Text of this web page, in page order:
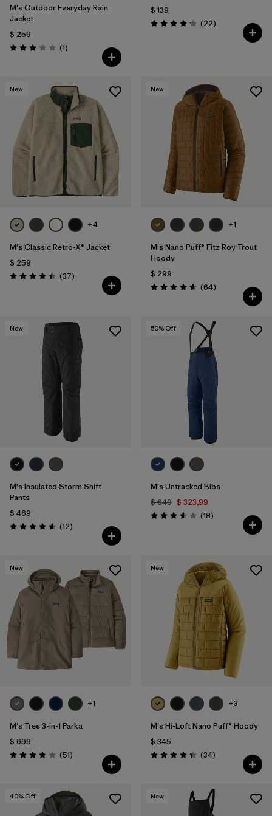
M's Outdoor Everyday Rain
Jacket
$ 259
Valoración: 3.0 / 5
(1Comentarios
)
$ 139
Valoración: 4.2 / 5
(22Comentarios
)
New
+4
M's Classic Retro-X® Jacket
$ 259
Valoración: 4.4 / 5
(37Comentarios
)
New
+1
M's Nano Puff® Fitz Roy Trout
Hoody
$ 299
Valoración: 4.7 / 5
(64Comentarios
)
New
M's Insulated Storm Shift
Pants
$ 469
Valoración: 4.6 / 5
(12Comentarios
)
50% Off
M's Untracked Bibs
$ 649 $ 323,99
Valoración: 3.6 / 5
(18Comentarios
)
New
+1
M's Tres 3-in-1 Parka
$ 699
Valoración: 3.8 / 5
(51Comentarios
)
New
+3
M's Hi-Loft Nano Puff® Hoody
$ 345
Valoración: 4.3 / 5
(34Comentarios
)
40% Off New